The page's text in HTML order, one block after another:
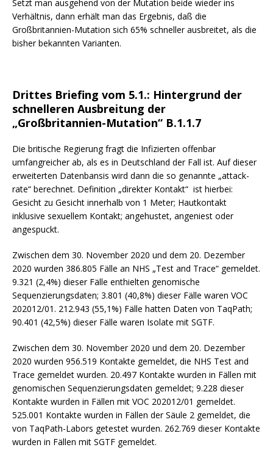
Setzt man ausgehend von der Mutation beide wieder ins
Verhältnis, dann erhält man das Ergebnis, daß die
Großbritannien-Mutation sich 65% schneller ausbreitet, als die
bisher bekannten Varianten.
Drittes Briefing vom 5.1.: Hintergrund der
schnelleren Ausbreitung der
„Großbritannien-Mutation“ B.1.1.7
Die britische Regierung fragt die Infizierten offenbar
umfangreicher ab, als es in Deutschland der Fall ist. Auf dieser
erweiterten Datenbansis wird dann die so genannte „attack-
rate“ berechnet. Definition „direkter Kontakt“ ist hierbei:
Gesicht zu Gesicht innerhalb von 1 Meter; Hautkontakt
inklusive sexuellem Kontakt; angehustet, angeniest oder
angespuckt.
Zwischen dem 30. November 2020 und dem 20. Dezember
2020 wurden 386.805 Fälle an NHS „Test and Trace“ gemeldet.
9.321 (2,4%) dieser Fälle enthielten genomische
Sequenzierungsdaten; 3.801 (40,8%) dieser Fälle waren VOC
202012/01. 212.943 (55,1%) Fälle hatten Daten von TaqPath;
90.401 (42,5%) dieser Fälle waren Isolate mit SGTF.
Zwischen dem 30. November 2020 und dem 20. Dezember
2020 wurden 956.519 Kontakte gemeldet, die NHS Test and
Trace gemeldet wurden. 20.497 Kontakte wurden in Fällen mit
genomischen Sequenzierungsdaten gemeldet; 9.228 dieser
Kontakte wurden in Fällen mit VOC 202012/01 gemeldet.
525.001 Kontakte wurden in Fällen der Säule 2 gemeldet, die
von TaqPath-Labors getestet wurden. 262.769 dieser Kontakte
wurden in Fällen mit SGTF gemeldet.